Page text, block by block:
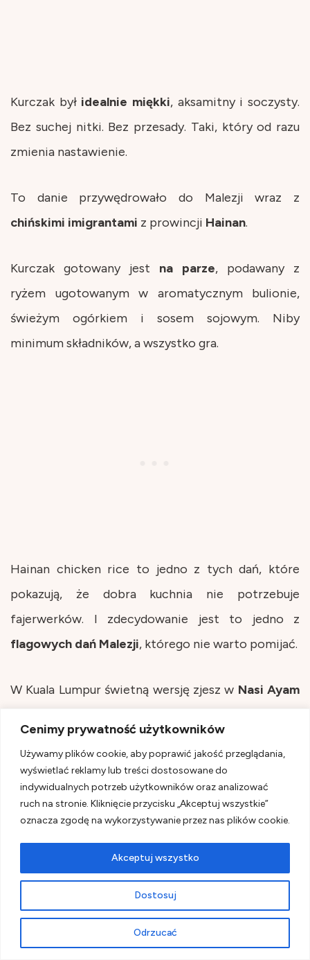
Cenimy prywatność użytkowników
Używamy plików cookie, aby poprawić jakość przeglądania,
wyświetlać reklamy lub treści dostosowane do
indywidualnych potrzeb użytkowników oraz analizować
ruch na stronie. Kliknięcie przycisku „Akceptuj wszystkie”
oznacza zgodę na wykorzystywanie przez nas plików cookie.
Dostosuj
Odrzucać
Akceptuj wszystko
Kurczak był idealnie miękki, aksamitny i soczysty.
Bez suchej nitki. Bez przesady. Taki, który od razu
zmienia nastawienie.
To danie przywędrowało do Malezji wraz z
chińskimi imigrantami z prowincji Hainan.
Kurczak gotowany jest na parze, podawany z
ryżem ugotowanym w aromatycznym bulionie,
świeżym ogórkiem i sosem sojowym. Niby
minimum składników, a wszystko gra.
Hainan chicken rice to jedno z tych dań, które
pokazują, że dobra kuchnia nie potrzebuje
fajerwerków. I zdecydowanie jest to jedno z
flagowych dań Malezji, którego nie warto pomijać.
W Kuala Lumpur świetną wersję zjesz w Nasi Ayam
Jeśli masz wątpliwości, wybierz którekolwiek. To
bezpieczny wybór.
Jak chcesz odkrywać
smaki Azji
Południowo-